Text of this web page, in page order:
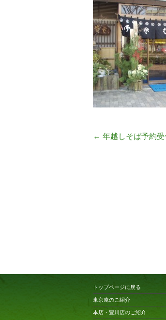
← 年越しそば予約受
トップページに戻る
東京庵のご紹介
本店・豊川店のご紹介